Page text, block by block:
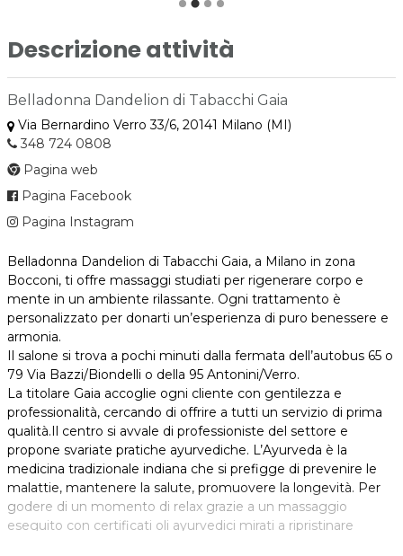
Descrizione attività
Belladonna Dandelion di Tabacchi Gaia
Via Bernardino Verro 33/6, 20141 Milano (MI)
348 724 0808
Pagina web
Pagina Facebook
Pagina Instagram
Belladonna Dandelion di Tabacchi Gaia, a Milano in zona
Bocconi, ti offre massaggi studiati per rigenerare corpo e
mente in un ambiente rilassante. Ogni trattamento è
personalizzato per donarti un’esperienza di puro benessere e
armonia.
Il salone si trova a pochi minuti dalla fermata dell’autobus 65 o
79 Via Bazzi/Biondelli o della 95 Antonini/Verro.
La titolare Gaia accoglie ogni cliente con gentilezza e
professionalità, cercando di offrire a tutti un servizio di prima
qualità.Il centro si avvale di professioniste del settore e
propone svariate pratiche ayurvediche. L’Ayurveda è la
medicina tradizionale indiana che si prefigge di prevenire le
malattie, mantenere la salute, promuovere la longevità. Per
godere di un momento di relax grazie a un massaggio
eseguito con certificati oli ayurvedici mirati a ripristinare